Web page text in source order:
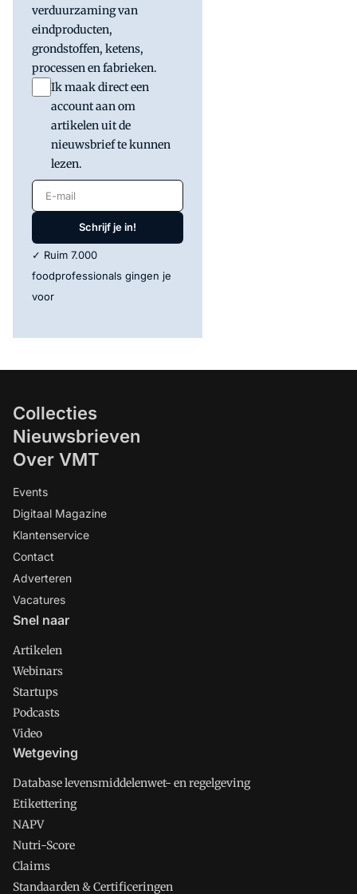
verduurzaming van
eindproducten,
grondstoffen, ketens,
processen en fabrieken.
Ik maak direct een
account aan om
artikelen uit de
nieuwsbrief te kunnen
lezen.
E-mail
Schrijf je in!
✓ Ruim 7.000
foodprofessionals gingen je
voor
Collecties
Nieuwsbrieven
Over VMT
Events
Digitaal Magazine
Klantenservice
Contact
Adverteren
Vacatures
Snel naar
Artikelen
Webinars
Startups
Podcasts
Video
Wetgeving
Database levensmiddelenwet- en regelgeving
Etikettering
NAPV
Nutri-Score
Claims
Standaarden & Certificeringen